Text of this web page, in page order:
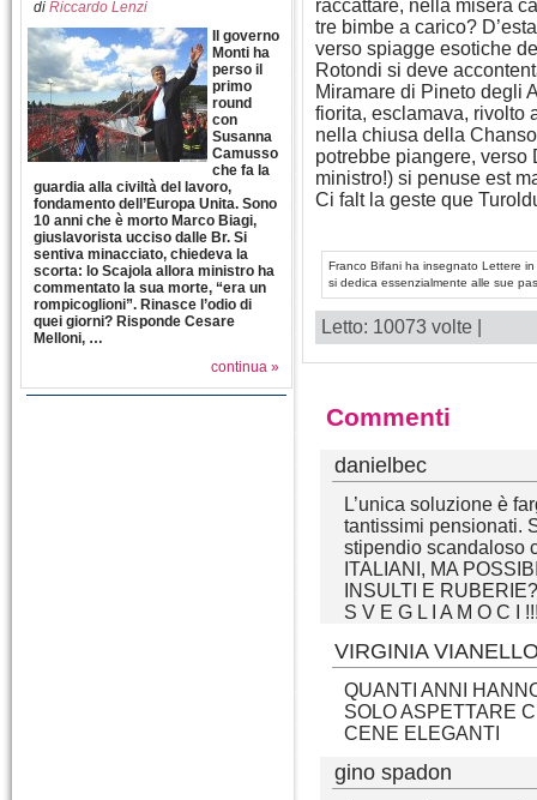
di Riccardo Lenzi
Il governo
Monti ha
perso il
primo
round
con
Susanna
Camusso
che fa la
guardia alla civiltà del lavoro,
fondamento dell’Europa Unita. Sono
10 anni che è morto Marco Biagi,
giuslavorista ucciso dalle Br. Si
sentiva minacciato, chiedeva la
scorta: lo Scajola allora ministro ha
commentato la sua morte, “era un
rompicoglioni”. Rinasce l’odio di
quei giorni? Risponde Cesare
Melloni, …
continua »
raccattare, nella misera
tre bimbe a carico?
verso spiagge esotiche
Rotondi si deve
Miramare di Pineto degli
fiorita, esclamava, rivolto
nella chiusa della
potrebbe piangere, verso
ministro!) si penuse est
Ci falt la geste que
Franco Bifani ha insegnato Lettere
si dedica essenzialmente alle sue
Letto: 10073 volte |
Commenti
danielbec
L’unica soluzione è
tantissimi pensionati.
stipendio scandaloso
ITALIANI, MA
INSULTI E RUBERIE?
S V E G L I A M O C I
VIRGINIA
QUANTI ANNI
SOLO ASPETTARE
CENE ELEGANTI
gino spadon